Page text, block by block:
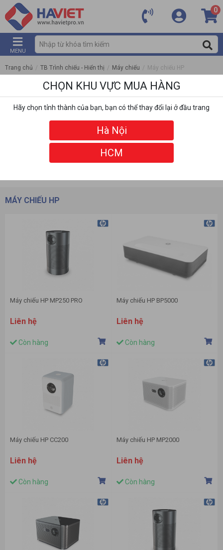
0
MENU
Trang chủ / TB Trình chiếu - Hiển thị / Máy chiếu / Máy chiếu HP
MÁY CHIẾU HP
Máy chiếu HP MP250 PRO
Liên hệ
Còn hàng
Máy chiếu HP BP5000
Liên hệ
Còn hàng
Máy chiếu HP CC200
Liên hệ
Còn hàng
Máy chiếu HP MP2000
Liên hệ
Còn hàng
CHỌN KHU VỰC MUA HÀNG
Hãy chọn tỉnh thành của bạn, bạn có thể thay đổi lại ở đầu trang
Hà Nội
HCM